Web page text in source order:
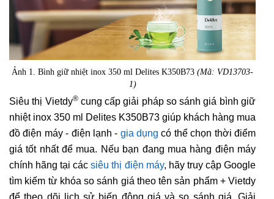
Ảnh 1. Bình giữ nhiệt inox 350 ml Delites K350B73 (Mã: VD13703-
1)
Siêu thị Vietdy®cung cấp giải pháp so sánh giá bình giữ
nhiệt inox 350 ml Delites K350B73 giúp khách hàng mua
đồ điện máy - điện lạnh - gia dụng có thể chọn thời điểm
giá tốt nhất để mua. Nếu bạn đang mua hàng điện máy
chính hãng tại cácsiêu thị điện máy, hãy truy cập Google
tìm kiếm từ khóa so sánh giá theo tên sản phẩm + Vietdy
để theo dõi lịch sử biến động giá và so sánh giá. Giải